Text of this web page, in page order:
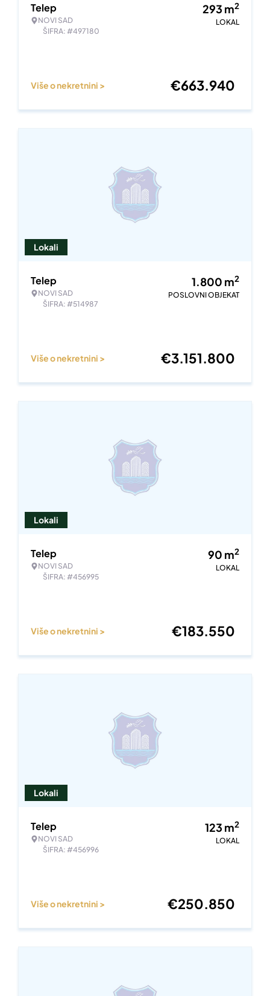
Telep
NOVI SAD
ŠIFRA: #497180
293 m2
LOKAL
Više o nekretnini > €663.940
Lokali
Telep
NOVI SAD
ŠIFRA: #514987
1.800 m2
POSLOVNI OBJEKAT
Više o nekretnini > €3.151.800
Lokali
Telep
NOVI SAD
ŠIFRA: #456995
90 m2
LOKAL
Više o nekretnini > €183.550
Lokali
Telep
NOVI SAD
ŠIFRA: #456996
123 m2
LOKAL
Više o nekretnini > €250.850